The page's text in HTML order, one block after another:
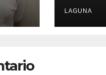
LAGUNA